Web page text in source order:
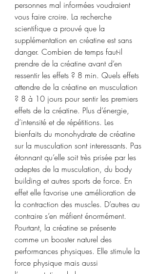
personnes mal informées voudraient
vous faire croire. La recherche
scientifique a prouvé que la
supplémentation en créatine est sans
danger. Combien de temps faut-il
prendre de la créatine avant d’en
ressentir les effets ? 8 min. Quels effets
attendre de la créatine en musculation
? 8 à 10 jours pour sentir les premiers
effets de la créatine. Plus d’énergie,
d’intensité et de répétitions. Les
bienfaits du monohydrate de créatine
sur la musculation sont interessants. Pas
étonnant qu’elle soit très prisée par les
adeptes de la musculation, du body
building et autres sports de force. En
effet elle favorise une amélioration de
la contraction des muscles. D’autres au
contraire s’en méfient énormément.
Pourtant, la créatine se présente
comme un booster naturel des
performances physiques. Elle stimule la
force physique mais aussi